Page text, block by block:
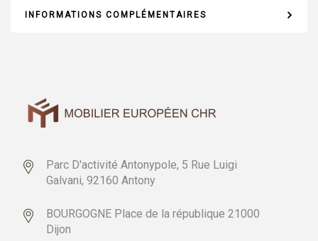
INFORMATIONS COMPLÉMENTAIRES
Parc D'activité Antonypole, 5 Rue Luigi
Galvani, 92160 Antony
BOURGOGNE Place de la république 21000
Dijon